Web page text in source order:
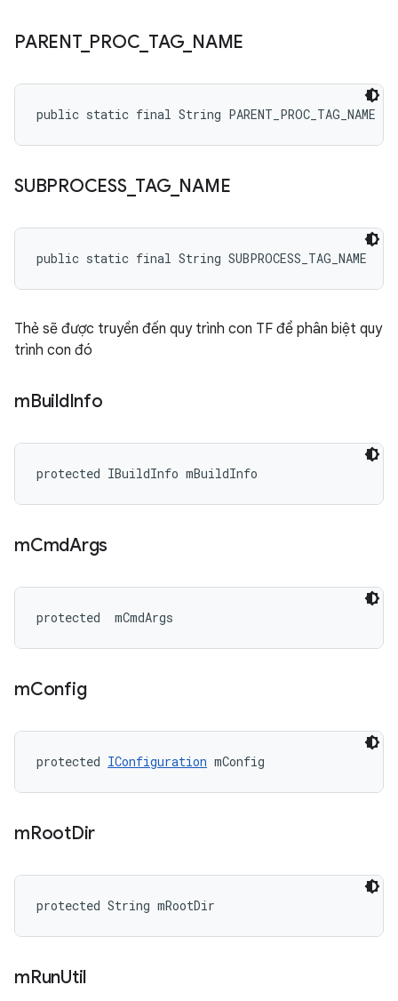
PARENT_ PROC TAG_ NAME
public static final String PARENT_PROC_TAG_NAME
SUBPROCESS_ TAG_ NAME
public static final String SUBPROCESS_TAG_NAME
Thẻ sẽ được truyền đến quy trình con TF để phân biệt quy
trình con đó
mBuildInfo
protected IBuildInfo mBuildInfo
mCmdArgs
protected mCmdArgs
mConfig
protected IConfiguration mConfig
mRootDir
protected String mRootDir
mRunUtil